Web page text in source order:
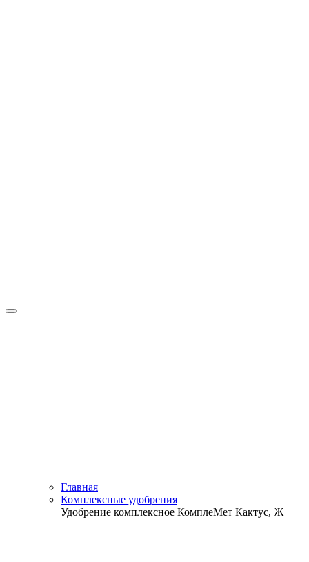
Главная
Комплексные удобрения
Удобрение комплексное КомплеМет Кактус, Ж